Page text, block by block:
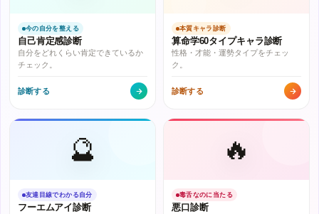
今の自分を整える
自己肯定感診断
自分をどれくらい肯定できているか
チェック。
診断する
本質キャラ診断
算命学60タイプキャラ診断
性格・才能・運勢タイプをチェッ
ク。
診断する
🔮
友達目線でわかる自分
フーエムアイ診断
🔥
毒舌なのに当たる
悪口診断